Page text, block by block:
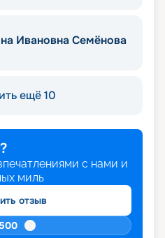
Ивановна Семёнова
ещё 10
с нами и
миль
отзыв